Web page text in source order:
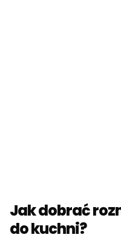
Jak dobrać
do kuchni?